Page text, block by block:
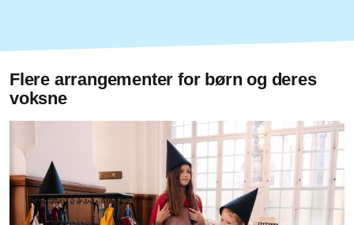
Flere arrangementer for børn og deres
voksne